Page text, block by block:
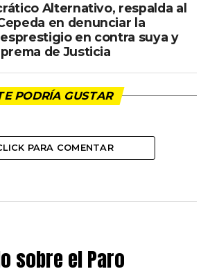
Alternativo, respalda al
en denunciar la
en contra suya y
de Justicia
PODRÍA GUSTAR
PARA COMENTAR
sobre el Paro